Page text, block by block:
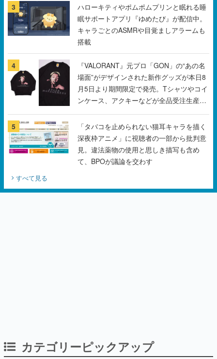
3
ハローキティやポムポムプリンと眠れる睡
眠サポートアプリ『ゆめたび』が配信中。
キャラごとのASMRや目覚ましアラームも
搭載
4
『VALORANT』元プロ「GON」の“あの名
場面”がデザインされた新作グッズが本日8
月5日より期間限定で発売。Tシャツやコイ
ンケース、アクキーなどが全品受注生産で
登場、過去に発売したグッズの再販も
5
「タバコを止められない猫耳キャラを描く
深夜枠アニメ」に視聴者の一部から批判意
見。違法薬物の使用と思しき描写も含め
て、BPOが議論を交わす
すべて見る
カテゴリーピックアップ